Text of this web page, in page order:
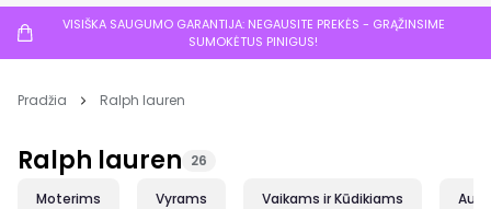
VISIŠKA SAUGUMO GARANTIJA: NEGAUSITE PREKĖS - GRĄŽINSIME
SUMOKĖTUS PINIGUS!
Pradžia Ralph lauren
Ralph lauren 26
Moterims Vyrams Vaikams ir Kūdikiams